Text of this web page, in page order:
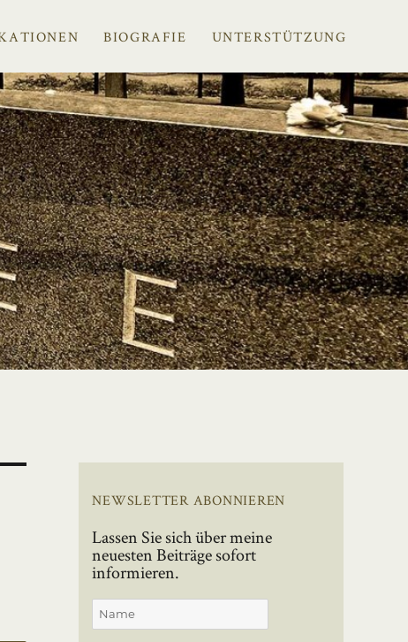
BIOGRAFIE UNTERSTÜTZUNG
NEWSLETTER ABONNIEREN
Lassen Sie sich über meine
neuesten Beiträge sofort
informieren.